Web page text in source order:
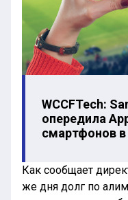
WCCFTech:
опередила
смартфонов
Как сообщает
же дня долг по